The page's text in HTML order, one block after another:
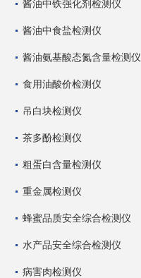
酱油中铁强化剂检测仪
酱油中食盐检测仪
酱油氨基酸态氮含量检测仪
食用油酸价检测仪
吊白块检测仪
茶多酚检测仪
粗蛋白含量检测仪
重金属检测仪
蜂蜜品质安全综合检测仪
水产品安全综合检测仪
病害肉检测仪